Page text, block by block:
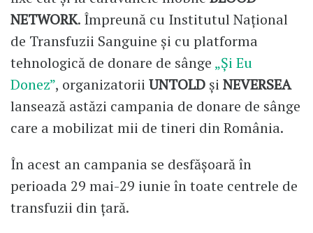
NETWORK. Împreună cu Institutul Național
de Transfuzii Sanguine și cu platforma
tehnologică de donare de sânge „Și Eu
Donez”, organizatorii UNTOLD și NEVERSEA
lansează astăzi campania de donare de sânge
care a mobilizat mii de tineri din România.
În acest an campania se desfășoară în
perioada 29 mai-29 iunie în toate centrele de
transfuzii din țară.